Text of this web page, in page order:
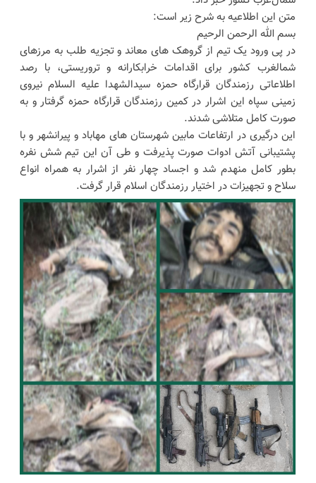
متن این اطلاعیه به شرح زیر است:
بسم الله الرحمن الرحیم
در پی ورود یک تیم از گروهک های معاند و تجزیه طلب به مرزهای
شمالغرب کشور برای اقدامات خرابکارانه و تروریستی، با رصد
اطلاعاتی رزمندگان قرارگاه حمزه سیدالشهدا علیه السلام نیروی
زمینی سپاه این اشرار در کمین رزمندگان قرارگاه حمزه گرفتار و به
صورت کامل متلاشی شدند.
این درگیری در ارتفاعات مابین شهرستان های مهاباد و پیرانشهر و با
پشتیبانی آتش ادوات صورت پذیرفت و طی آن این تیم شش نفره
بطور کامل منهدم شد و اجساد چهار نفر از اشرار به همراه انواع
سلاح و تجهیزات در اختیار رزمندگان اسلام قرار گرفت.